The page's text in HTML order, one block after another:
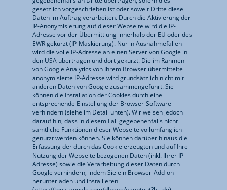
gesetzlich vorgeschrieben ist oder soweit Dritte diese
Daten im Auftrag verarbeiten. Durch die Aktivierung der
IP-Anonymisierung auf dieser Webseite wird die IP-
Adresse vor der Übermittlung innerhalb der EU oder des
EWR gekürzt (IP-Maskierung). Nur in Ausnahmefällen
wird die volle IP-Adresse an einen Server von Google in
den USA übertragen und dort gekürzt. Die im Rahmen
von Google Analytics von Ihrem Browser übermittelte
anonymisierte IP-Adresse wird grundsätzlich nicht mit
anderen Daten von Google zusammengeführt. Sie
können die Installation der Cookies durch eine
entsprechende Einstellung der Browser-Software
verhindern (siehe im Detail unten). Wir weisen jedoch
darauf hin, dass in diesem Fall gegebenenfalls nicht
sämtliche Funktionen dieser Webseite vollumfänglich
genutzt werden können. Sie können darüber hinaus die
Erfassung der durch das Cookie erzeugten und auf Ihre
Nutzung der Webseite bezogenen Daten (inkl. Ihrer IP-
Adresse) sowie die Verarbeitung dieser Daten durch
Google verhindern, indem Sie ein Browser-Add-on
herunterladen und installieren